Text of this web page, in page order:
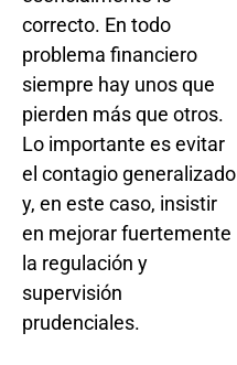
correcto. En todo
problema financiero
siempre hay unos que
pierden más que otros.
Lo importante es evitar
el contagio generalizado
y, en este caso, insistir
en mejorar fuertemente
la regulación y
supervisión
prudenciales.